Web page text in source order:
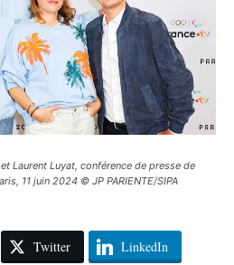
Laurent Luyat, conférence de presse de
11 juin 2024 © JP PARIENTE/SIPA
Twitter LinkedIn